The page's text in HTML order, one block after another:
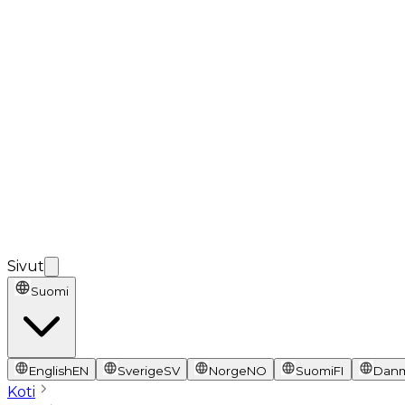
Sivut
Suomi
EnglishEN SverigeSV NorgeNO SuomiFI
Koti